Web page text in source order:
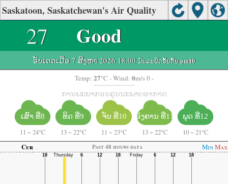
Saskatoon, Saskatchewan's Air Quality
27 Good
ອັບເດດເມື່ອ 7 ສິງຫາ 2026 18:00-ມົນລະພິດຂັ້ນຕົ້ນ:pm10
Temp: 27°C - Wind: 0m/s 0 -
ການພະຍາກອນຄຸນນະພາບອາກາດ
ເສົາ ທີ່8
11 ~ 24°C
ທິດ ທີ່9
13 ~ 22°C
ຈັນ ທີ່10
11 ~ 23°C
ອັງຄານ ທີ່11
13 ~ 22°C
ພຸດ ທີ່12
10 ~ 21°C
Cur
Past 48 hours data MinMax